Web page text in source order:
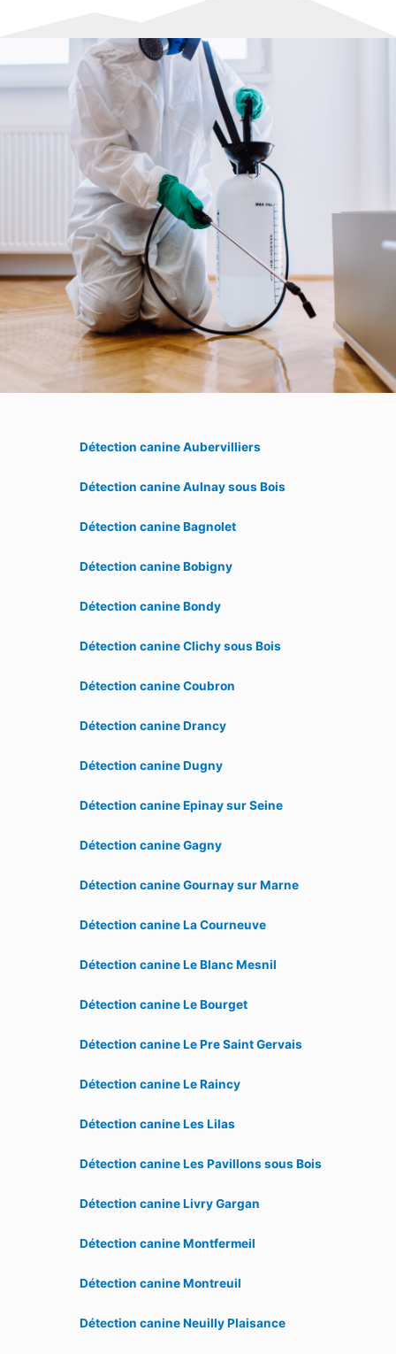
Détection canine Aubervilliers
Détection canine Aulnay sous Bois
Détection canine Bagnolet
Détection canine Bobigny
Détection canine Bondy
Détection canine Clichy sous Bois
Détection canine Coubron
Détection canine Drancy
Détection canine Dugny
Détection canine Epinay sur Seine
Détection canine Gagny
Détection canine Gournay sur Marne
Détection canine La Courneuve
Détection canine Le Blanc Mesnil
Détection canine Le Bourget
Détection canine Le Pre Saint Gervais
Détection canine Le Raincy
Détection canine Les Lilas
Détection canine Les Pavillons sous Bois
Détection canine Livry Gargan
Détection canine Montfermeil
Détection canine Montreuil
Détection canine Neuilly Plaisance